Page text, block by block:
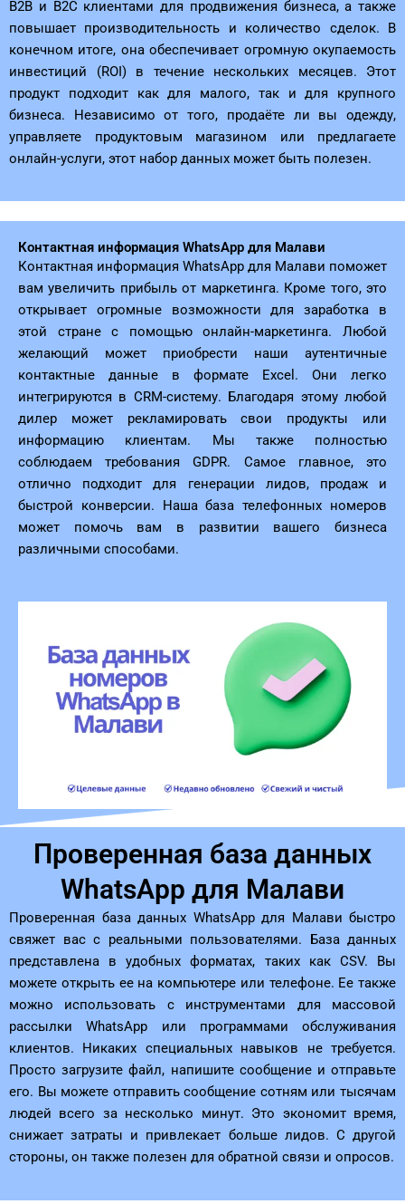
B2B и B2C клиентами для продвижения бизнеса, а также
повышает производительность и количество сделок. В
конечном итоге, она обеспечивает огромную окупаемость
инвестиций (ROI) в течение нескольких месяцев. Этот
продукт подходит как для малого, так и для крупного
бизнеса. Независимо от того, продаёте ли вы одежду,
управляете продуктовым магазином или предлагаете
онлайн-услуги, этот набор данных может быть полезен.
Контактная информация WhatsApp для Малави
Контактная информация WhatsApp для Малави поможет
вам увеличить прибыль от маркетинга. Кроме того, это
открывает огромные возможности для заработка в
этой стране с помощью онлайн-маркетинга. Любой
желающий может приобрести наши аутентичные
контактные данные в формате Excel. Они легко
интегрируются в CRM-систему. Благодаря этому любой
дилер может рекламировать свои продукты или
информацию клиентам. Мы также полностью
соблюдаем требования GDPR. Самое главное, это
отлично подходит для генерации лидов, продаж и
быстрой конверсии. Наша база телефонных номеров
может помочь вам в развитии вашего бизнеса
различными способами.
Проверенная база данных
WhatsApp для Малави
Проверенная база данных WhatsApp для Малави быстро
свяжет вас с реальными пользователями. База данных
представлена ​​в удобных форматах, таких как CSV. Вы
можете открыть ее на компьютере или телефоне. Ее также
можно использовать с инструментами для массовой
рассылки WhatsApp или программами обслуживания
клиентов. Никаких специальных навыков не требуется.
Просто загрузите файл, напишите сообщение и отправьте
его. Вы можете отправить сообщение сотням или тысячам
людей всего за несколько минут. Это экономит время,
снижает затраты и привлекает больше лидов. С другой
стороны, он также полезен для обратной связи и опросов.